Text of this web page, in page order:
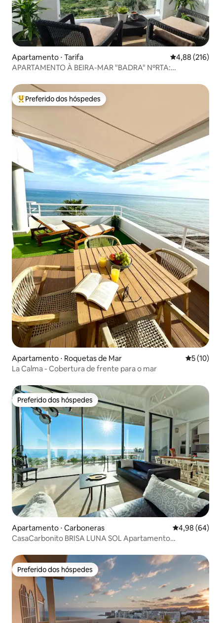
Apartamento ⋅ Tarifa 4,88 de uma
4,88 (216)
APARTAMENTO À BEIRA-MAR "BADRA" NºRTA:
Entre os melhores preferidos dos hóspedes
Preferido dos hóspedes
Apartamento ⋅ Roquetas de Mar 5 de uma
5 (10)
La Calma - Cobertura de frente para o mar
Preferido dos hóspedes
Preferido dos hóspedes
Apartamento ⋅ Carboneras 4,98 de uma
4,98 (64)
CasaCarbonito BRISA LUNA SOL Apartamento
Preferido dos hóspedes
Preferido dos hóspedes